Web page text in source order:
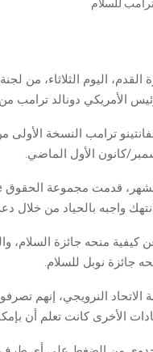
اليوم الثلاثاء، من
الأمريكي دونالد ترامب
ترامب النسخة
انتهك واجبه بالحياد من خلال
كيفية منحه جائزة السلام،
جائزة نوبل للسلام.
الاتحاد النرويجي، إنهم
الأخرى كانت تعلم أن